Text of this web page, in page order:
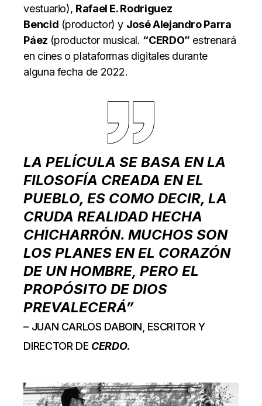
vestuario), Rafael E. Rodriguez
Bencid (productor) y José Alejandro Parra
Páez (productor musical. “CERDO” estrenará
en cines o plataformas digitales durante
alguna fecha de 2022.
LA PELÍCULA SE BASA EN LA
FILOSOFÍA CREADA EN EL
PUEBLO, ES COMO DECIR, LA
CRUDA REALIDAD HECHA
CHICHARRÓN. MUCHOS SON
LOS PLANES EN EL CORAZÓN
DE UN HOMBRE, PERO EL
PROPÓSITO DE DIOS
PREVALECERÁ”
– JUAN CARLOS DABOIN, ESCRITOR Y
DIRECTOR DE CERDO.